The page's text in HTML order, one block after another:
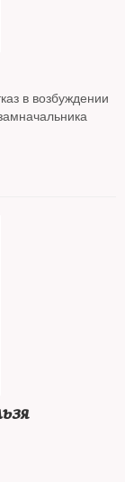
в возбуждении